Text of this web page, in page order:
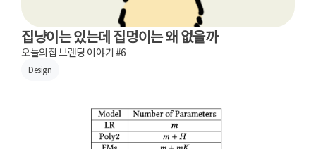
집냥이는 있는데 집멍이는 왜 없을까
오늘의집 브랜딩 이야기 #6
Design